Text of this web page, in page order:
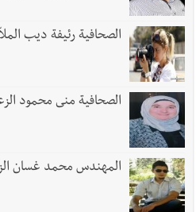
الصحافية رئيفة ديب
الصحافية منى محمود
المهندس محمد غسان